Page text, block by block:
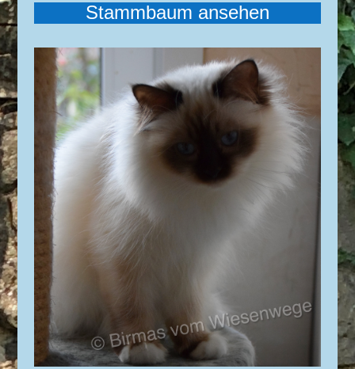
Stammbaum ansehen